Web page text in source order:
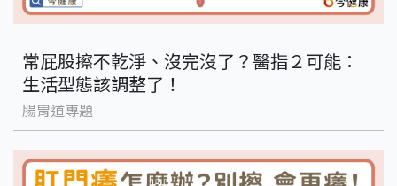
常屁股擦不乾淨、沒完沒了？醫指２可能：
生活型態該調整了！
腸胃道專題